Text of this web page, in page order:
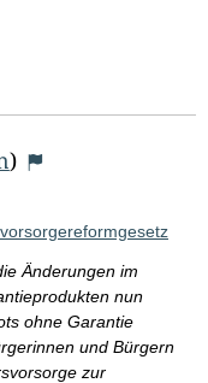
)
Änderungen im
nun
ohne Garantie
und Bürgern
zur